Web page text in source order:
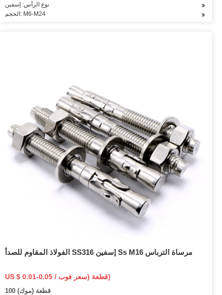
نوع الرأس: إسفين
الحجم: M6-M24
الفولاذ المقاوم للصدأ SS316 إسفين Ss M16 مرساة الترباس
US $ 0.01-0.05 / قطعة (سعر فوب)
100 قطعة (موك)